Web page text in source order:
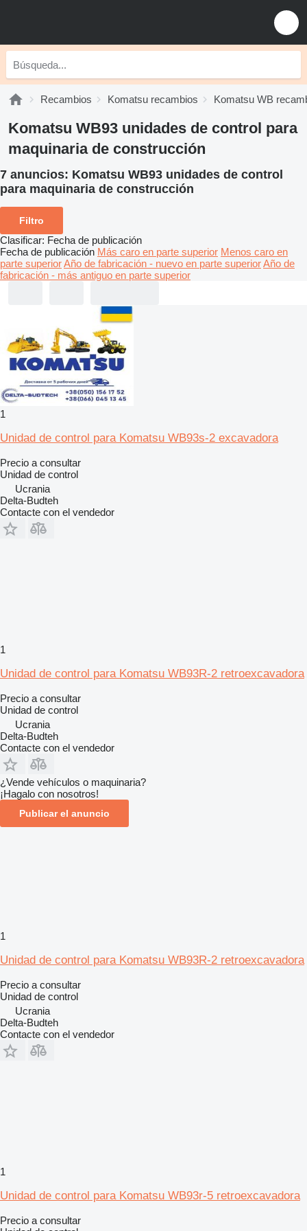
Recambios Komatsu recambios Komatsu WB
Komatsu WB93 unidades de control para
maquinaria de construcción
7 anuncios: Komatsu WB93 unidades de control
para maquinaria de construcción
Filtro
Clasificar: Fecha de publicación
Fecha de publicación Más caro en parte superior Menos caro en
parte superiorAño de fabricación - nuevo en parte superiorAño de
fabricación - más antiguo en parte superior
1
Unidad de control para Komatsu WB93s-2 excavadora
Precio a consultar
Unidad de control
Ucrania
Delta-Budteh
Contacte con el vendedor
1
Unidad de control para Komatsu WB93R-2 retroexcavadora
Precio a consultar
Unidad de control
Ucrania
Delta-Budteh
Contacte con el vendedor
¿Vende vehículos o maquinaria?
¡Hagalo con nosotros!
Publicar el anuncio
1
Unidad de control para Komatsu WB93R-2 retroexcavadora
Precio a consultar
Unidad de control
Ucrania
Delta-Budteh
Contacte con el vendedor
1
Unidad de control para Komatsu WB93r-5 retroexcavadora
Precio a consultar